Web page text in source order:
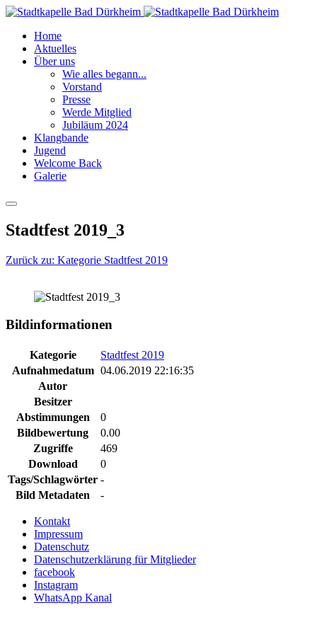
Home
Aktuelles
Über uns
Wie alles begann...
Vorstand
Presse
Werde Mitglied
Jubiläum 2024
Klangbande
Jugend
Welcome Back
Galerie
Stadtfest 2019_3
Zurück zu: Kategorie Stadtfest 2019
Bildinformationen
Kategorie
Stadtfest 2019
Aufnahmedatum 04.06.2019 22:16:35
Autor
Besitzer
Abstimmungen
0
Bildbewertung
0.00
Zugriffe
469
Download
0
Tags/Schlagwörter -
Bild Metadaten
-
Kontakt
Impressum
Datenschutz
Datenschutzerklärung für Mitglieder
facebook
Instagram
WhatsApp Kanal